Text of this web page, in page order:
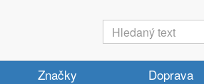
Značky Doprava